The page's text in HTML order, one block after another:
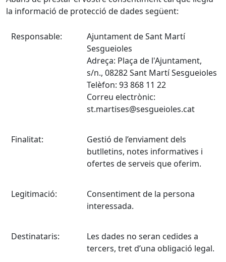
la informació de protecció de dades següent:
Responsable:
Ajuntament de Sant Martí
Sesgueioles
Adreça: Plaça de l'Ajuntament,
s/n., 08282 Sant Martí Sesgueioles
Telèfon: 93 868 11 22
Correu electrònic:
st.martises@sesgueioles.cat
Finalitat:
Gestió de l’enviament dels
butlletins, notes informatives i
ofertes de serveis que oferim.
Legitimació:
Consentiment de la persona
interessada.
Destinataris:
Les dades no seran cedides a
tercers, tret d’una obligació legal.